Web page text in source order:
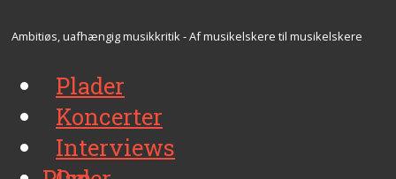
Ambitiøs, uafhængig musikkritik - Af musikelskere til musikelskere
Plader
Koncerter
Interviews